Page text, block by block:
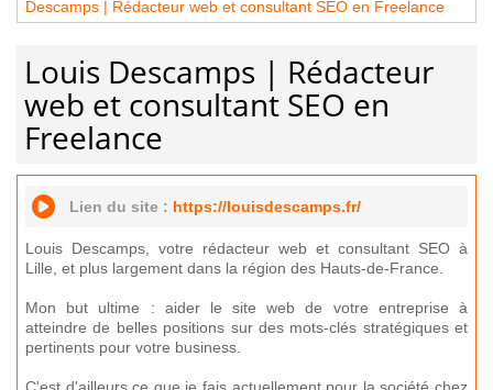
Descamps | Rédacteur web et consultant SEO en Freelance
Louis Descamps | Rédacteur
web et consultant SEO en
Freelance
Lien du site : https://louisdescamps.fr/
Louis Descamps, votre rédacteur web et consultant SEO à
Lille, et plus largement dans la région des Hauts-de-France.
Mon but ultime : aider le site web de votre entreprise à
atteindre de belles positions sur des mots-clés stratégiques et
pertinents pour votre business.